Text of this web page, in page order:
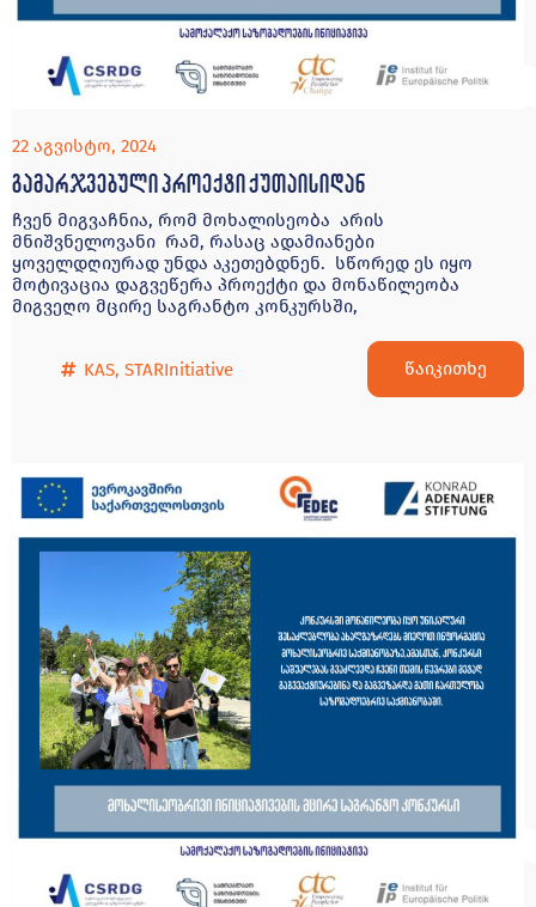
22 აგვისტო, 2024
გამარჯვებული პროექტი ქუთაისიდან
ჩვენ მიგვაჩნია, რომ მოხალისეობა არის
მნიშვნელოვანი რამ, რასაც ადამიანები
ყოველდღიურად უნდა აკეთებდნენ. სწორედ ეს იყო
მოტივაცია დაგვეწერა პროექტი და მონაწილეობა
მიგვეღო მცირე საგრანტო კონკურსში,
KAS, STARInitiative წაიკითხე